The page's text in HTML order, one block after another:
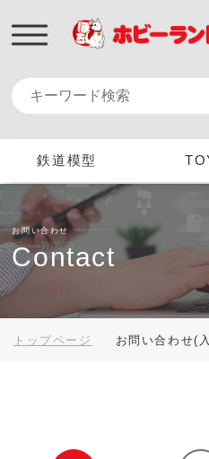
鉄道模型
お問い合わせ
Contact
トップページ お問い合わせ(